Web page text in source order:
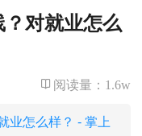
？对就业怎么
阅读量： 1.6w
业怎么样？ - 掌上